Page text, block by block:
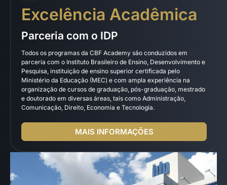
Excelência Acadêmica
Parceria com o IDP
Todos os programas da CBF Academy são conduzidos em
parceria com o Instituto Brasileiro de Ensino, Desenvolvimento e
Pesquisa, instituição de ensino superior certificada pelo
Ministério da Educação (MEC) e com ampla experiência na
organização de cursos de graduação, pós-graduação, mestrado
e doutorado em diversas áreas, tais como Administração,
Comunicação, Direito, Economia e Tecnologia.
MAIS INFORMAÇÕES